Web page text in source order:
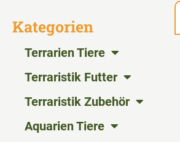
Kategorien
Terrarien Tiere
Terraristik Futter
Terraristik Zubehör
Aquarien Tiere